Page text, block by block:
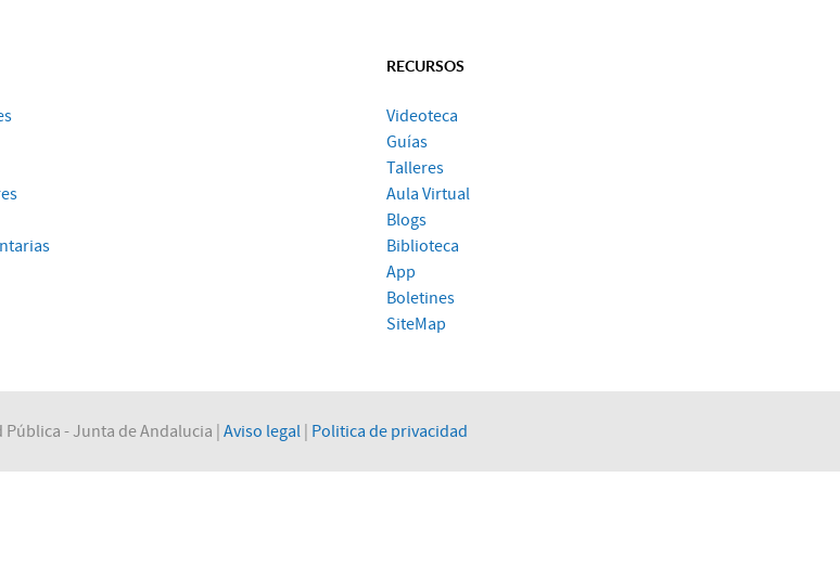
RECURSOS
Videoteca
Guías
Talleres
Aula Virtual
Blogs
Biblioteca
App
Boletines
SiteMap
- Junta de Andalucia | Aviso legal| Politica de privacidad